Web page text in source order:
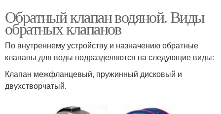
Обратный клапан водяной. Виды
обратных клапанов
По внутреннему устройству и назначению обратные
клапаны для воды подразделяются на следующие виды:
Клапан межфланцевый, пружинный дисковый и
двухстворчатый.